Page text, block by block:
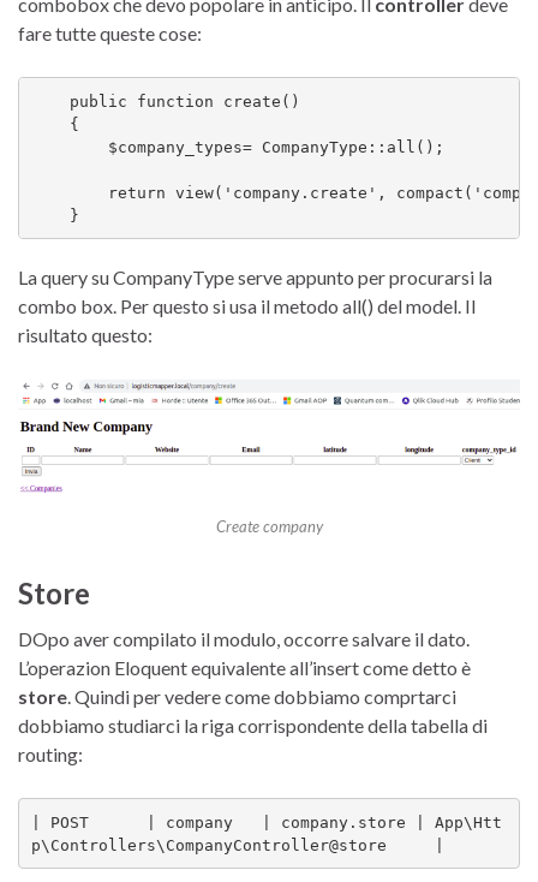
fare tutte queste cose:
    public function create()
    {
        $company_types= CompanyType::all();
return view('company.create',
    }
La query su CompanyType serve appunto per procurarsi la
combo box. Per questo si usa il metodo all() del model. Il
risultato questo:
Create company
Store
DOpo aver compilato il modulo, occorre salvare il dato.
L’operazion Eloquent equivalente all’insert come detto è
store. Quindi per vedere come dobbiamo comprtarci
dobbiamo studiarci la riga corrispondente della tabella di
routing:
| POST      | company   | company.store | App\Htt
p\Controllers\CompanyController@store     |